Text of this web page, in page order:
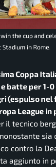
the cup and
in Rome.
Coppa
batte per 1-
(espulso nel
League
il tecnico
contro la
aggiunto in